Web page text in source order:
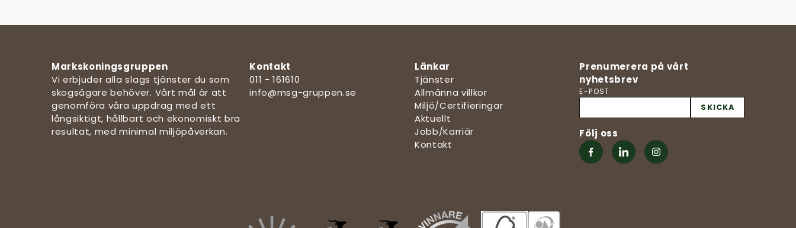
Markskoningsgruppen
Vi erbjuder alla slags tjänster du som
skogsägare behöver. Vårt mål är att
genomföra våra uppdrag med ett
långsiktigt, hållbart och ekonomiskt bra
resultat, med minimal miljöpåverkan.
Kontakt
011 - 161610
info@msg-gruppen.se
Länkar
Tjänster
Allmänna villkor
Miljö/Certifieringar
Aktuellt
Jobb/Karriär
Kontakt
Prenumerera på vårt
nyhetsbrev
E-POST
SKICKA
Följ oss